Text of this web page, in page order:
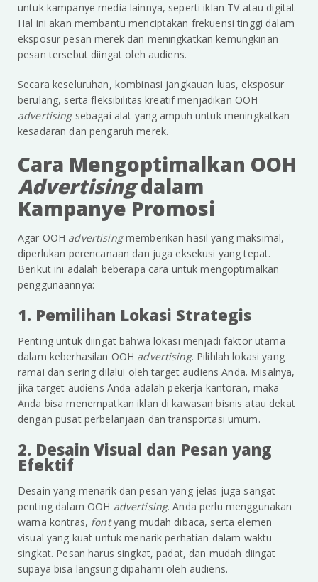
untuk kampanye media lainnya, seperti iklan TV atau digital.
Hal ini akan membantu menciptakan frekuensi tinggi dalam
eksposur pesan merek dan meningkatkan kemungkinan
pesan tersebut diingat oleh audiens.
Secara keseluruhan, kombinasi jangkauan luas, eksposur
berulang, serta fleksibilitas kreatif menjadikan OOH
advertising sebagai alat yang ampuh untuk meningkatkan
kesadaran dan pengaruh merek.
Cara Mengoptimalkan OOH
Advertisingdalam
Kampanye Promosi
Agar OOH advertisingmemberikan hasil yang maksimal,
diperlukan perencanaan dan juga eksekusi yang tepat.
Berikut ini adalah beberapa cara untuk mengoptimalkan
penggunaannya:
1. Pemilihan Lokasi Strategis
Penting untuk diingat bahwa lokasi menjadi faktor utama
dalam keberhasilan OOH advertising. Pilihlah lokasi yang
ramai dan sering dilalui oleh target audiens Anda. Misalnya,
jika target audiens Anda adalah pekerja kantoran, maka
Anda bisa menempatkan iklan di kawasan bisnis atau dekat
dengan pusat perbelanjaan dan transportasi umum.
2. Desain Visual dan Pesan yang
Efektif
Desain yang menarik dan pesan yang jelas juga sangat
penting dalam OOH advertising. Anda perlu menggunakan
warna kontras, fontyang mudah dibaca, serta elemen
visual yang kuat untuk menarik perhatian dalam waktu
singkat. Pesan harus singkat, padat, dan mudah diingat
supaya bisa langsung dipahami oleh audiens.